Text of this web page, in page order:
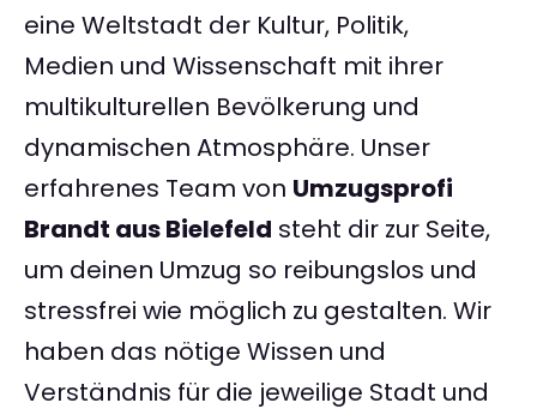
eine Weltstadt der Kultur, Politik,
Medien und Wissenschaft mit ihrer
multikulturellen Bevölkerung und
dynamischen Atmosphäre. Unser
erfahrenes Team von Umzugsprofi
Brandt aus Bielefeld steht dir zur Seite,
um deinen Umzug so reibungslos und
stressfrei wie möglich zu gestalten. Wir
haben das nötige Wissen und
Verständnis für die jeweilige Stadt und